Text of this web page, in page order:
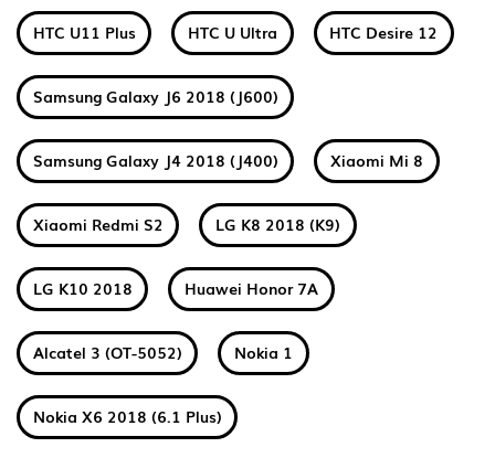
HTC U11 Plus HTC U Ultra HTC Desire 12
Samsung Galaxy J6 2018 (J600)
Samsung Galaxy J4 2018 (J400) Xiaomi Mi 8
Xiaomi Redmi S2 LG K8 2018 (K9)
LG K10 2018 Huawei Honor 7A
Alcatel 3 (OT-5052) Nokia 1
Nokia X6 2018 (6.1 Plus)